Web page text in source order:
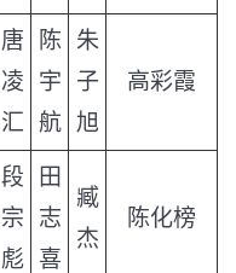
唐
凌
汇
陈
宇
航
朱
子
旭
高彩霞
段
宗
彪
田
志
喜
臧
杰
陈化榜